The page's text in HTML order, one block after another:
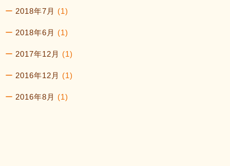
2018年7月 (1)
2018年6月 (1)
2017年12月 (1)
2016年12月 (1)
2016年8月 (1)